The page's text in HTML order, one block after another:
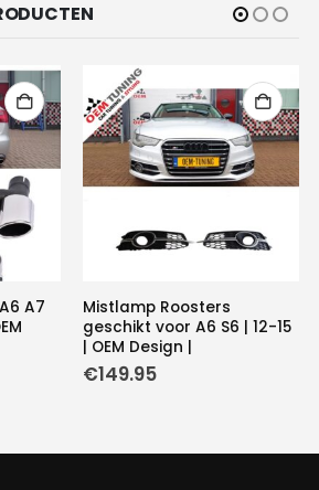
A7
Mistlamp Roosters
geschikt voor A6 S6 | 12-15
| OEM Design |
€149.95